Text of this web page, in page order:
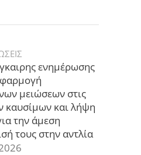
ενημέρωσης
μειώσεων στις
καυσίμων και λήψη
την άμεση
τους στην αντλία